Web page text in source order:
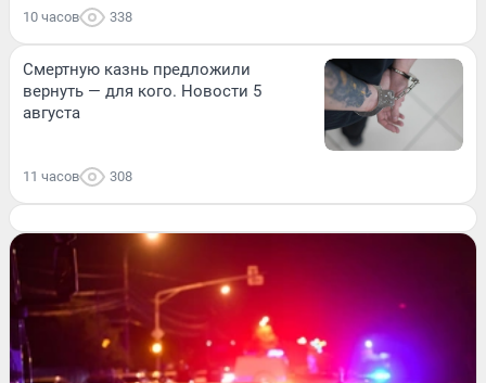
10 часов 338
Смертную казнь предложили
вернуть — для кого. Новости 5
августа
11 часов 308